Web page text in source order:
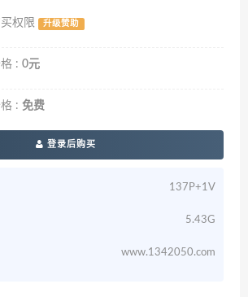
权限 升级赞助
: 0元
: 免费
登录后购买
137P+1V
5.43G
www.1342050.com